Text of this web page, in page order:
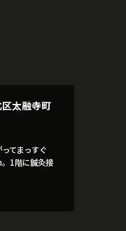
太融寺町
てまっすぐ
1階に鍼灸接